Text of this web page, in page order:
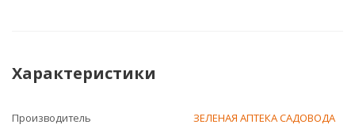
Характеристики
Производитель
ЗЕЛЕНАЯ АПТЕКА САДОВОДА